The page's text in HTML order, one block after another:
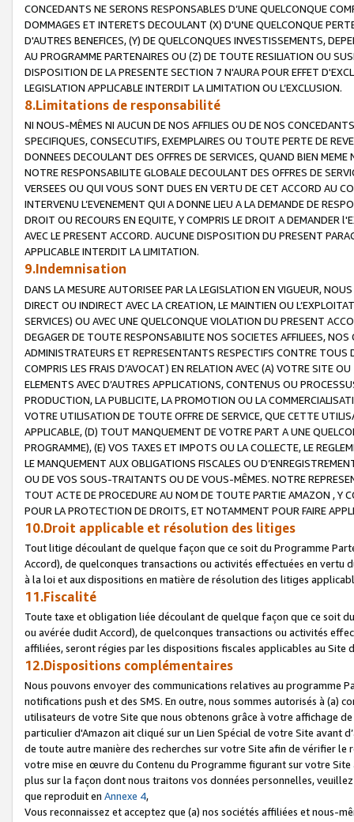
CONCEDANTS NE SERONS RESPONSABLES D’UNE QUELCONQUE
DOMMAGES ET INTERETS DECOULANT (X) D'UNE QUELCONQUE
D'AUTRES BENEFICES, (Y) DE QUELCONQUES INVESTISSEMENTS,
AU PROGRAMME PARTENAIRES OU (Z) DE TOUTE RESILIATION OU
DISPOSITION DE LA PRESENTE SECTION 7 N'AURA POUR EFFET
LEGISLATION APPLICABLE INTERDIT LA LIMITATION OU L’EXCLUSION.
8.Limitations de responsabilité
NI NOUS-MÊMES NI AUCUN DE NOS AFFILIES OU DE NOS
SPECIFIQUES, CONSECUTIFS, EXEMPLAIRES OU TOUTE PERTE DE
DONNEES DECOULANT DES OFFRES DE SERVICES, QUAND BIEN
NOTRE RESPONSABILITE GLOBALE DECOULANT DES OFFRES DE
VERSEES OU QUI VOUS SONT DUES EN VERTU DE CET ACCORD AU
INTERVENU L’EVENEMENT QUI A DONNE LIEU A LA DEMANDE DE
DROIT OU RECOURS EN EQUITE, Y COMPRIS LE DROIT A DEMANDER
AVEC LE PRESENT ACCORD. AUCUNE DISPOSITION DU PRESENT
APPLICABLE INTERDIT LA LIMITATION.
9.Indemnisation
DANS LA MESURE AUTORISEE PAR LA LEGISLATION EN VIGUEUR,
DIRECT OU INDIRECT AVEC LA CREATION, LE MAINTIEN OU
SERVICES) OU AVEC UNE QUELCONQUE VIOLATION DU PRESENT
DEGAGER DE TOUTE RESPONSABILITE NOS SOCIETES AFFILIEES,
ADMINISTRATEURS ET REPRESENTANTS RESPECTIFS CONTRE
COMPRIS LES FRAIS D’AVOCAT) EN RELATION AVEC (A) VOTRE SITE
ELEMENTS AVEC D’AUTRES APPLICATIONS, CONTENUS OU
PRODUCTION, LA PUBLICITE, LA PROMOTION OU LA
VOTRE UTILISATION DE TOUTE OFFRE DE SERVICE, QUE CETTE
APPLICABLE, (D) TOUT MANQUEMENT DE VOTRE PART A UNE
PROGRAMME), (E) VOS TAXES ET IMPOTS OU LA COLLECTE, LE
LE MANQUEMENT AUX OBLIGATIONS FISCALES OU
OU DE VOS SOUS-TRAITANTS OU DE VOUS-MÊMES. NOTRE
TOUT ACTE DE PROCEDURE AU NOM DE TOUTE PARTIE AMAZON , Y
POUR LA PROTECTION DE DROITS, ET NOTAMMENT POUR FAIRE
10.Droit applicable et résolution des litiges
Tout litige découlant de quelque façon que ce soit du Programme
Accord), de quelconques transactions ou activités effectuées en vertu
à la loi et aux dispositions en matière de résolution des litiges
11.Fiscalité
Toute taxe et obligation liée découlant de quelque façon que ce soit
ou avérée dudit Accord), de quelconques transactions ou activités
affiliées, seront régies par les dispositions fiscales applicables au Site
12.Dispositions complémentaires
Nous pouvons envoyer des communications relatives au programme
notifications push et des SMS. En outre, nous sommes autorisés à
utilisateurs de votre Site que nous obtenons grâce à votre affichage
particulier d'Amazon ait cliqué sur un Lien Spécial de votre Site avant
de toute autre manière des recherches sur votre Site afin de vérifier
votre mise en œuvre du Contenu du Programme figurant sur votre
plus sur la façon dont nous traitons vos données personnelles,
que reproduit en Annexe 4,
Vous reconnaissez et acceptez que (a) nos sociétés affiliées et nous-